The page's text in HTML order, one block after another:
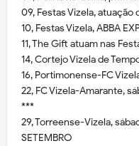
09, Festas Vizela, atuação
10, Festas Vizela, ABBA
11, The Gift atuam nas
14, Cortejo Vizela de
16, Portimonense-FC
22, FC Vizela-Amarante,
***
29, Torreense-Vizela,
SETEMBRO